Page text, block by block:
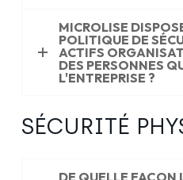
MICROLISE
POLITIQUE DE
ACTIFS
DES PERSONNES
L'ENTREPRISE ?
SÉCURITÉ
DE QUELLE FAÇON